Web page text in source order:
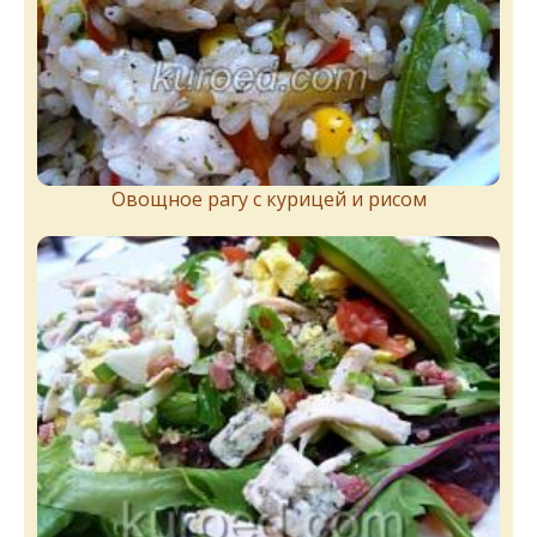
Овощное рагу с курицей и рисом